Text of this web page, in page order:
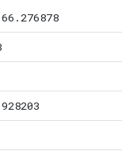
66 .276878
928203